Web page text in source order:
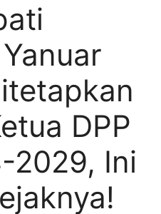
DPP
2029, Ini